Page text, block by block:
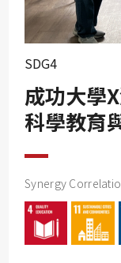
SDG4
成功大學
科學教育
Synergy